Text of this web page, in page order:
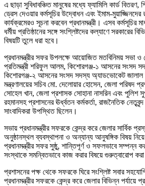
এ ছাড়া সুবিধাবঞ্চিত মানুষের মধ্যে ফ্যামিলি কার্ড বিতরণ,
ড্রেস দেওয়ার কর্মসূচির উদ্বোধন এবং ইমাম-মুয়াজ্জিনদের
কার্যক্রমেরও সূচনা করবেন প্রধানমন্ত্রী। এসব কর্মসূচির
ধর্মীয় প্রতিষ্ঠানের সঙ্গে সংশ্লিষ্টদের কল্যাণে সরকারের
বিষয়টি তুলে ধরা হবে।
প্রধানমন্ত্রীর সফর উপলক্ষে আয়োজিত মতবিনিময় সভা ও
প্রতিমন্ত্রী শরিফুল আলম, কিশোরগঞ্জ-১ আসনের সংসদ
কিশোরগঞ্জ-২ আসনের সংসদ সদস্য অ্যাডভোকেট জালাল
মন্ত্রণালয়ের সচিব মো. দেলোয়ার হোসেন, জেলা পরিষদ
সোহেল খান, জেলা প্রশাসক সোহানা নাসরিন এবং পুলিশ
রহমানসহ প্রশাসনের ঊর্ধ্বতন কর্মকর্তা, রাজনৈতিক
সাংবাদিকরা উপস্থিত ছিলেন।
সভায় প্রধানমন্ত্রীর সফরকে কেন্দ্র করে জেলার সার্বিক
অনুষ্ঠানস্থল ব্যবস্থাপনা ও অন্যান্য আনুষঙ্গিক বিষয়
প্রধানমন্ত্রীর সফর সুষ্ঠু, শান্তিপূর্ণ ও সফলভাবে সম্পন্ন
সংস্থাকে সমন্বিতভাবে কাজ করার বিষয়ে গুরুত্বারোপ
প্রশাসনের পক্ষ থেকে সফরকে ঘিরে সংশ্লিষ্ট সবার
প্রধানমন্ত্রীর সফরকে কেন্দ্র করে জেলার বিভিন্ন